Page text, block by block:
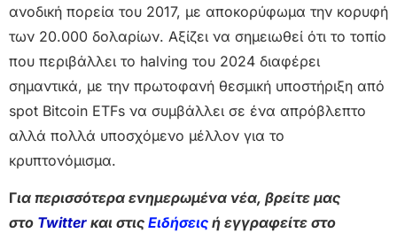
ανοδική πορεία του 2017, με αποκορύφωμα την κορυφή
των 20.000 δολαρίων. Αξίζει να σημειωθεί ότι το τοπίο
που περιβάλλει το halving του 2024 διαφέρει
σημαντικά, με την πρωτοφανή θεσμική υποστήριξη από
spot Bitcoin ETFs να συμβάλλει σε ένα απρόβλεπτο
αλλά πολλά υποσχόμενο μέλλον για το
κρυπτονόμισμα.
Για περισσότερα ενημερωμένα νέα, βρείτε μας
στο Twitter και στις Ειδήσεις ή εγγραφείτε στο